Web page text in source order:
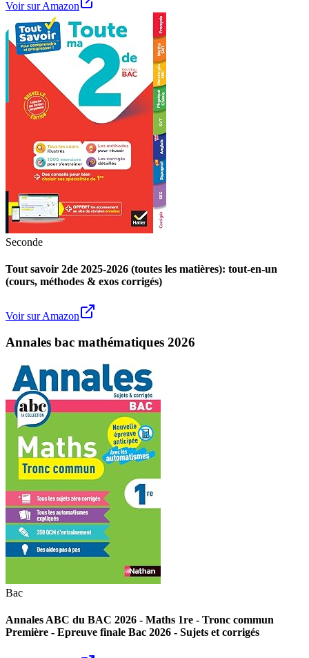
Voir sur Amazon
Seconde
Tout savoir 2de 2025-2026 (toutes les matières): tout-en-un
(cours, méthodes & exos corrigés)
Voir sur Amazon
Annales bac mathématiques 2026
Bac
Annales ABC du BAC 2026 - Maths 1re - Tronc commun
Première - Epreuve finale Bac 2026 - Sujets et corrigés